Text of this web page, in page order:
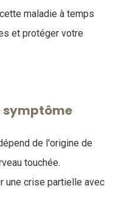
maladie à temps
et protéger votre
symptôme
de l'origine de
touchée.
une crise partielle avec